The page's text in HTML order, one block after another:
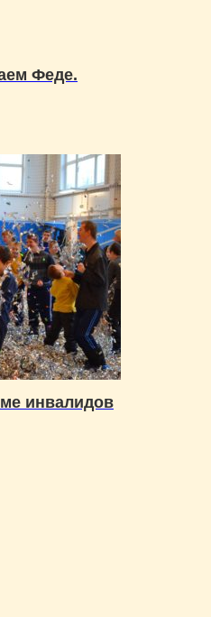
Феде.
инвалидов